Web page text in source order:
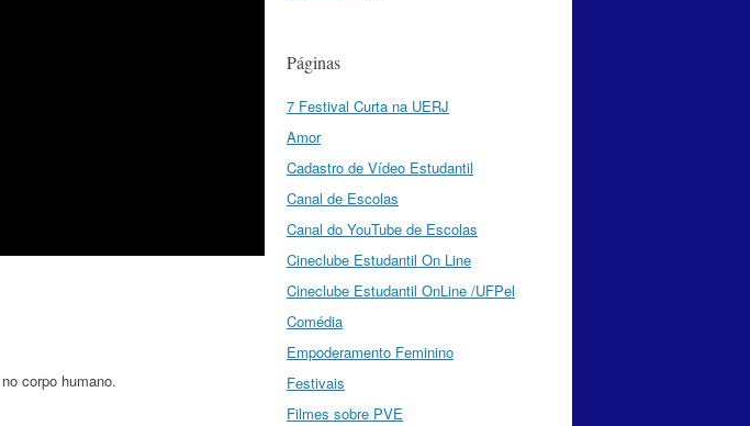
corpo humano.
Páginas
7 Festival Curta na UERJ
Amor
Cadastro de Vídeo Estudantil
Canal de Escolas
Canal do YouTube de Escolas
Cineclube Estudantil On Line
Cineclube Estudantil OnLine /UFPel
Comédia
Empoderamento Feminino
Festivais
Filmes sobre PVE